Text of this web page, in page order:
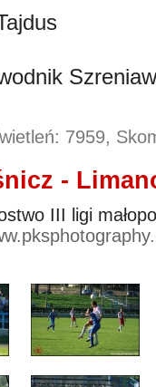
7959,
-
III ligi